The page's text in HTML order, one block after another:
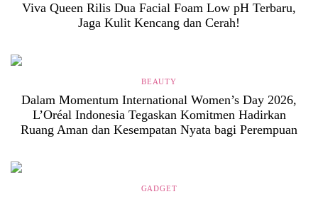
Viva Queen Rilis Dua Facial Foam Low pH Terbaru,
Jaga Kulit Kencang dan Cerah!
BEAUTY
Dalam Momentum International Women’s Day 2026,
L’Oréal Indonesia Tegaskan Komitmen Hadirkan
Ruang Aman dan Kesempatan Nyata bagi Perempuan
GADGET